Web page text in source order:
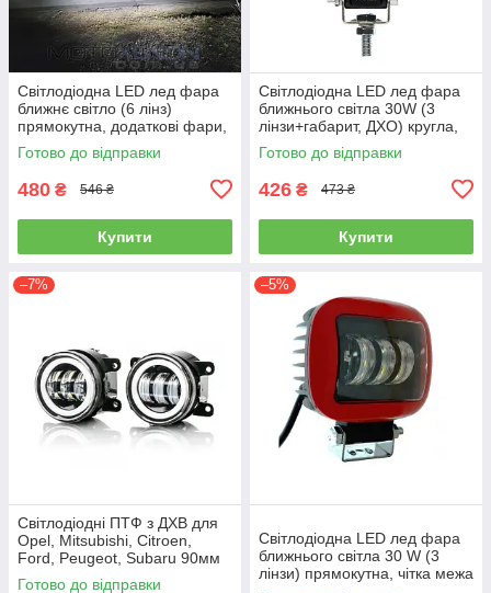
Світлодіодна LED лед фара
ближнє світло (6 лінз)
прямокутна, додаткові фари,
чітка межа світла
Готово до відправки
480 ₴ 546 ₴
Купити
Світлодіодна LED лед фара
ближнього світла 30W (3
лінзи+габарит, ДХО) кругла,
додаткова, чітка межа світла
Готово до відправки
426 ₴ 473 ₴
Купити
–7%
Світлодіодні ПТФ з ДХВ для
Opel, Mitsubishi, Citroen,
Ford, Peugeot, Subaru 90мм
6000K 60W круглі LED
Готово до відправки
–5%
Світлодіодна LED лед фара
ближнього світла 30 W (3
лінзи) прямокутна, чітка межа